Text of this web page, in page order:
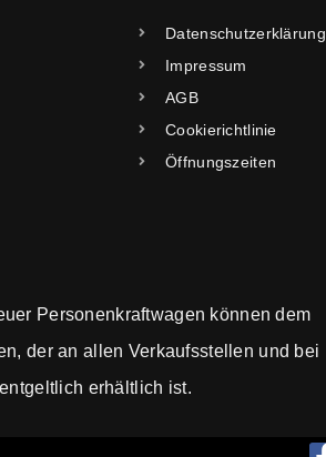
Datenschutzerklärung
Impressum
AGB
Cookierichtlinie
Öffnungszeiten
Personenkraftwagen können dem
der an allen Verkaufsstellen und bei
erhältlich ist.